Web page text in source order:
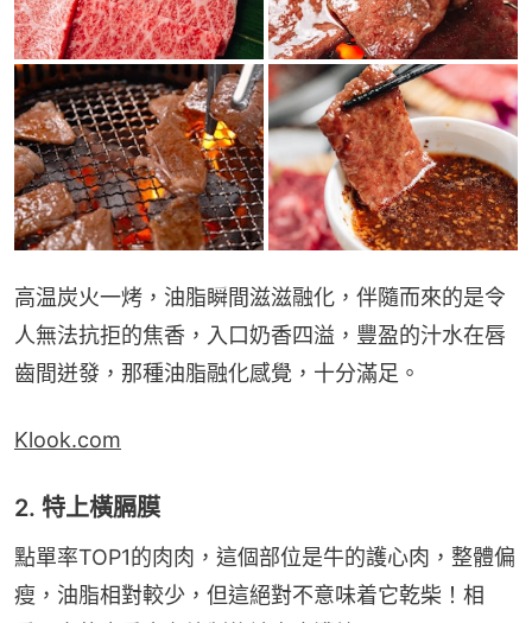
高温炭火一烤，油脂瞬間滋滋融化，伴隨而來的是令
人無法抗拒的焦香，入口奶香四溢，豐盈的汁水在唇
齒間迸發，那種油脂融化感覺，十分滿足。
Klook.com
2. 特上橫膈膜
點單率TOP1的肉肉，這個部位是牛的護心肉，整體偏
瘦，油脂相對較少，但這絕對不意味着它乾柴！相